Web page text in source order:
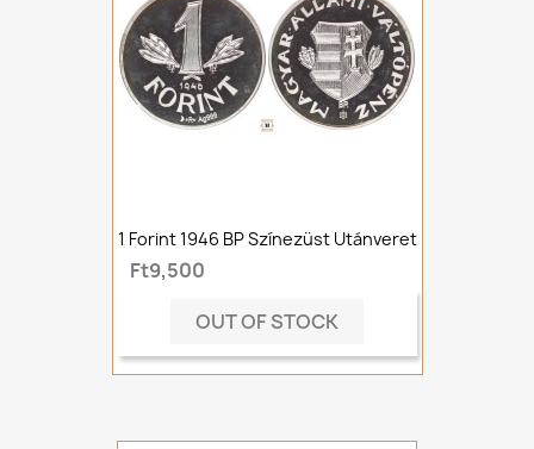
1 Forint 1946 BP Színezüst Utánveret
Ft9,500
OUT OF STOCK